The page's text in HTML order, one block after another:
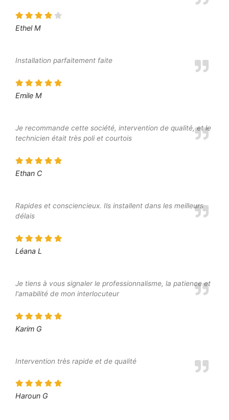
Ethel M
Installation parfaitement faite
Emile M
Je recommande cette société, intervention de qualité, et le
technicien était très poli et courtois
Ethan C
Rapides et consciencieux. Ils installent dans les meilleurs
délais
Léana L
Je tiens à vous signaler le professionnalisme, la patience et
l'amabilité de mon interlocuteur
Karim G
Intervention très rapide et de qualité
Haroun G